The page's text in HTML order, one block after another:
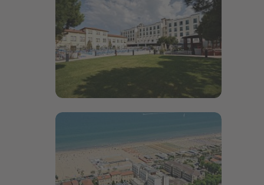
Bildergalerie öffnen
Bildergalerie öffnen